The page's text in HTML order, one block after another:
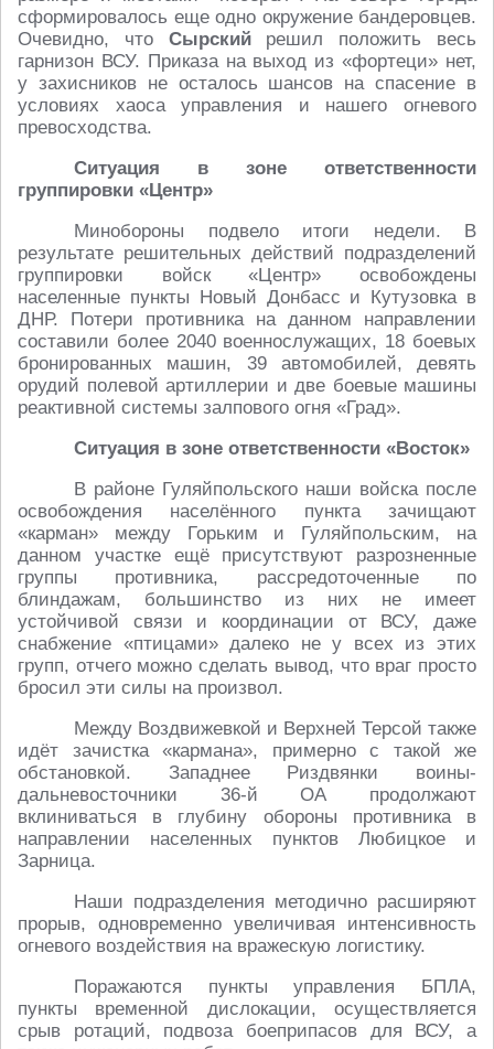
сформировалось еще одно окружение бандеровцев.
Очевидно, что Сырскийрешил положить весь
гарнизон ВСУ. Приказа на выход из «фортеци» нет,
у захисников не осталось шансов на спасение в
условиях хаоса управления и нашего огневого
превосходства.
Ситуация в зоне ответственности
группировки «Центр»
Минобороны подвело итоги недели. В
результате решительных действий подразделений
группировки войск «Центр» освобождены
населенные пункты Новый Донбасс и Кутузовка в
ДНР. Потери противника на данном направлении
составили более 2040 военнослужащих, 18 боевых
бронированных машин, 39 автомобилей, девять
орудий полевой артиллерии и две боевые машины
реактивной системы залпового огня «Град».
Ситуация в зоне ответственности «Восток»
В районе Гуляйпольского наши войска после
освобождения населённого пункта зачищают
«карман» между Горьким и Гуляйпольским, на
данном участке ещё присутствуют разрозненные
группы противника, рассредоточенные по
блиндажам, большинство из них не имеет
устойчивой связи и координации от ВСУ, даже
снабжение «птицами» далеко не у всех из этих
групп, отчего можно сделать вывод, что враг просто
бросил эти силы на произвол.
Между Воздвижевкой и Верхней Терсой также
идёт зачистка «кармана», примерно с такой же
обстановкой. Западнее Риздвянки воины-
дальневосточники 36-й ОА продолжают
вклиниваться в глубину обороны противника в
направлении населенных пунктов Любицкое и
Зарница.
Наши подразделения методично расширяют
прорыв, одновременно увеличивая интенсивность
огневого воздействия на вражескую логистику.
Поражаются пункты управления БПЛА,
пункты временной дислокации, осуществляется
срыв ротаций, подвоза боеприпасов для ВСУ, а